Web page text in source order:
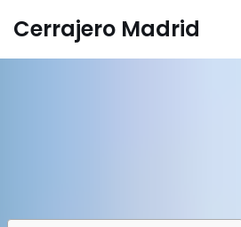
Cerrajero Madrid